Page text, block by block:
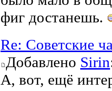
фиг достанешь.
Re: Советские
Добавлено Sirin
А, вот, ещё